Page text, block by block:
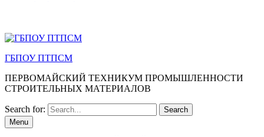
ГБПОУ ПТПСМ
ПЕРВОМАЙСКИЙ ТЕХНИКУМ ПРОМЫШЛЕННОСТИ
СТРОИТЕЛЬНЫХ МАТЕРИАЛОВ
Search for:
Menu